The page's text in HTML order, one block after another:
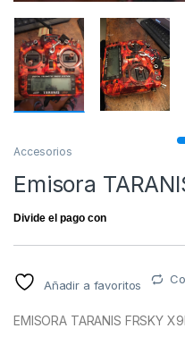
Accesorios
Emisora
Añadir a favoritos
EMISORA TARANIS FRSKY